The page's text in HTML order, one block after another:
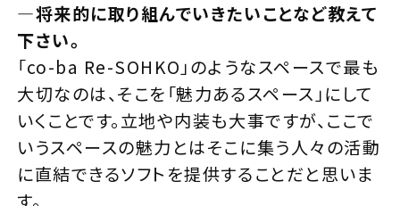
—将来的に取り組んでいきたいことなど教えて
下さい。
「co-ba Re-SOHKO」のようなスペースで最も
大切なのは、そこを「魅力あるスペース」にして
いくことです。立地や内装も大事ですが、ここで
いうスペースの魅力とはそこに集う人々の活動
に直結できるソフトを提供することだと思いま